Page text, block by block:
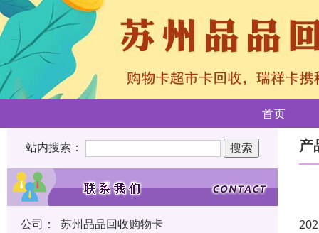
首页
站内搜索：
公司：
苏州品品回收购物卡
产